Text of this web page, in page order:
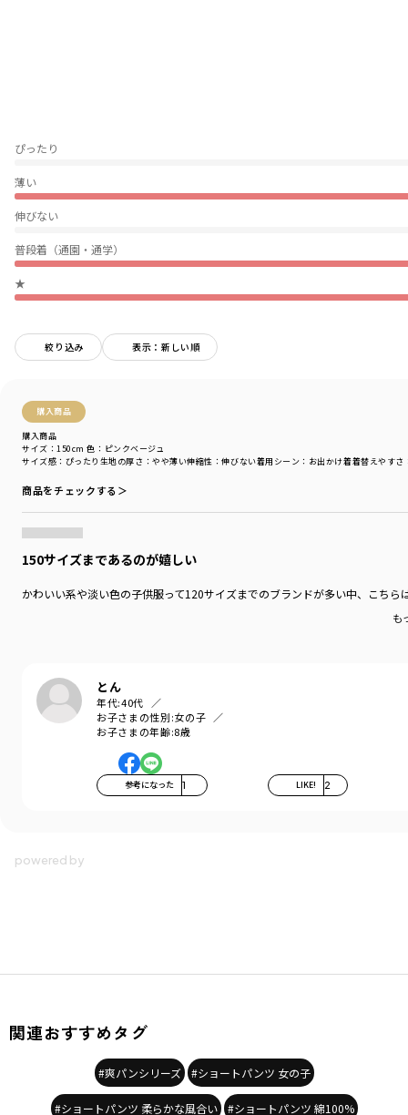
ぴったり
薄い
伸びない
普段着（通園・通学）
★
絞り込み 表示：新しい順
購入商品
購入商品
サイズ感 ：ぴったり 生地の厚さ ：やや薄い伸縮性 ：伸びない着用シーン ：お出かけ着着替えやすさ
サイズ：150cm 色：ピンクベージュ
商品をチェックする＞
150サイズまであるのが嬉しい
かわいい系や淡い色の子供服って120サイズまでのブランドが多い中、こち
も
とん
年代:40代
お子さまの性別:女の子
お子さまの年齢:8歳
参考になった 1 LIKE! 2
透け感：ややあり
ポケット：サイド両側あり
着用イメージ/カラー：ミックス
サイズ：サイズ110
ブランド ／branshes
カテゴリ
／ ボトムス>ショートパンツ・ハーフパンツ
カラー
ピンク
性別タイプ
／
GIRL
関連おすすめタグ
#爽パンシリーズ #ショートパンツ 女の子
#ショートパンツ 柔らかな風合い #ショートパンツ 綿100%